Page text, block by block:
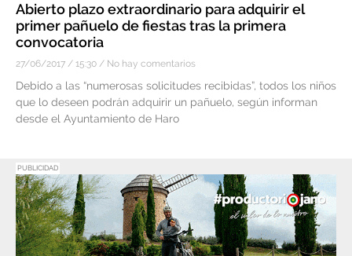
Abierto plazo extraordinario para adquirir el
primer pañuelo de fiestas tras la primera
convocatoria
27/06/2017 15:30 No hay comentarios
Debido a las “numerosas solicitudes recibidas”, todos los niños
que lo deseen podrán adquirir un pañuelo, según informan
desde el Ayuntamiento de Haro
PUBLICIDAD